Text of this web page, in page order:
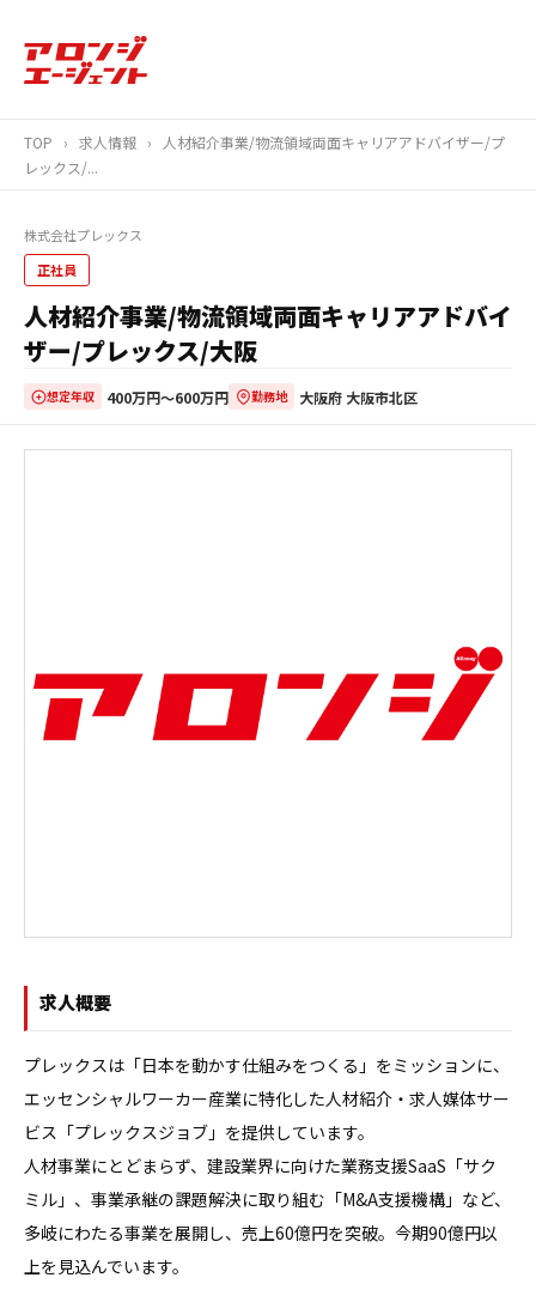
TOP › 求人情報 ›
人材紹介事業/物流領域両面キャリアアドバイザー/プ
レックス/...
株式会社プレックス
正社員
人材紹介事業/物流領域両面キャリアアドバイ
ザー/プレックス/大阪
想定年収 400万円〜600万円 勤務地 大阪府 大阪市北区
求人概要
プレックスは「日本を動かす仕組みをつくる」をミッションに、
エッセンシャルワーカー産業に特化した人材紹介・求人媒体サー
ビス「プレックスジョブ」を提供しています。
人材事業にとどまらず、建設業界に向けた業務支援SaaS「サク
ミル」、事業承継の課題解決に取り組む「M&A支援機構」など、
多岐にわたる事業を展開し、売上60億円を突破。今期90億円以
上を見込んでいます。